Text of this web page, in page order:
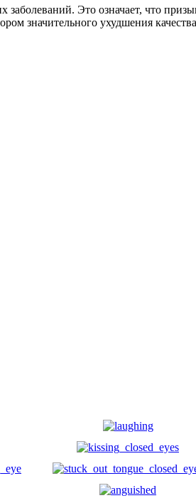
Это означает, что
значительного ухудшения